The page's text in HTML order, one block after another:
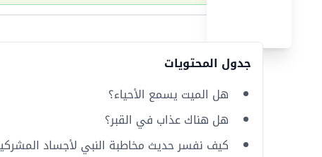
جدول المحتويات
هل الميت يسمع الأحياء؟
هل هناك عذاب في القبر؟
كيف نفسر حديث مخاطبة النبي لأجساد